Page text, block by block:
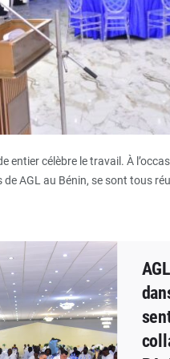
entier célèbre le travail. À
AGL au Bénin, se sont tous